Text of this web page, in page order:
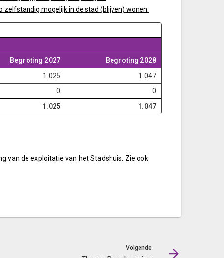
mogelijk in de stad (blijven) wonen.
Begroting 2027
Begroting 2028
1.025
1.047
0
0
1.025 1.047
van de exploitatie van het Stadshuis. Zie ook
Volgende